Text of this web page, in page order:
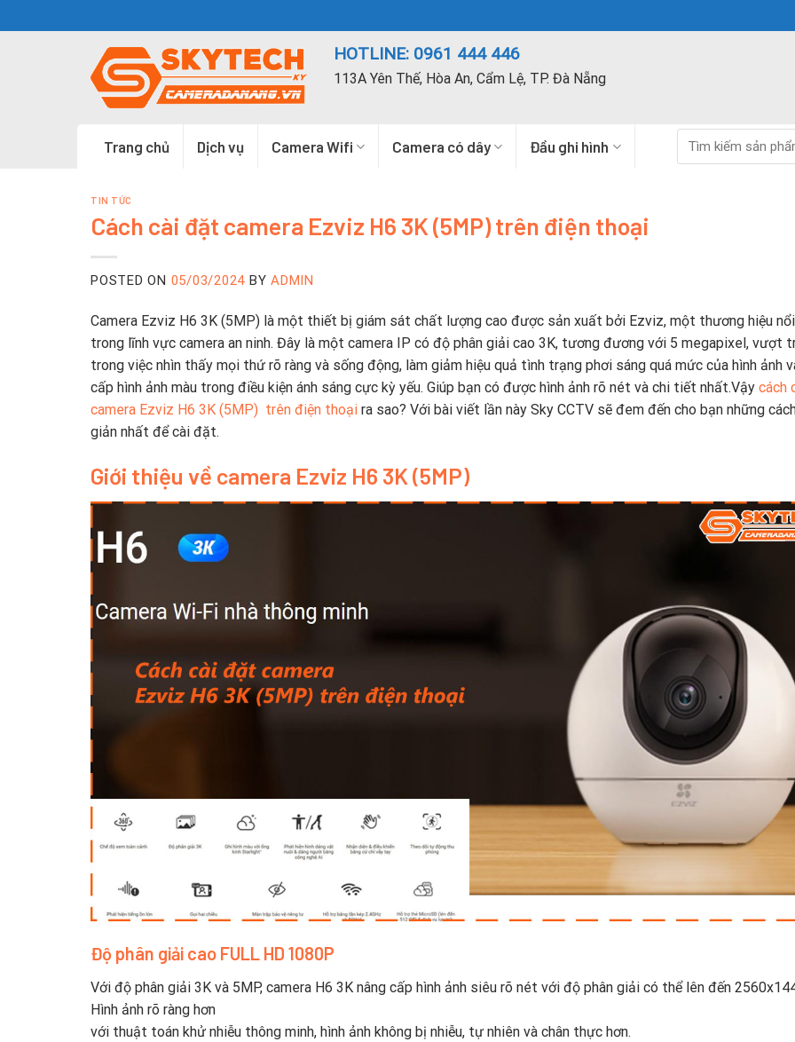
to
HOTLINE: 0961 444 446
113A Yên Thế, Hòa An, Cẩm Lệ, TP. Đà Nẵng
Trang chủ Dịch vụ Camera Wifi Camera có dây Đầu ghi hình
kiếm:
TIN TỨC
Cách cài đặt camera Ezviz H6 3K (5MP) trên điện thoại
POSTED ON 05/03/2024 BY ADMIN
Camera Ezviz H6 3K (5MP) là một thiết bị giám sát chất lượng cao được sản xuất bởi Ezviz, một thương hiệu
trong lĩnh vực camera an ninh. Đây là một camera IP có độ phân giải cao 3K, tương đương với 5 megapixel, vượt
trong việc nhìn thấy mọi thứ rõ ràng và sống động, làm giảm hiệu quả tình trạng phơi sáng quá mức của hình ảnh
cấp hình ảnh màu trong điều kiện ánh sáng cực kỳ yếu. Giúp bạn có được hình ảnh rõ nét và chi tiết nhất.Vậy cách
camera Ezviz H6 3K (5MP) trên điện thoại ra sao? Với bài viết lần này Sky CCTV sẽ đem đến cho bạn những
giản nhất để cài đặt.
Giới thiệu về camera Ezviz H6 3K (5MP)
Độ phân giải cao FULL HD 1080P
Với độ phân giải 3K và 5MP, camera H6 3K nâng cấp hình ảnh siêu rõ nét với độ phân giải có thể lên đến
Hình ảnh rõ ràng hơn
với thuật toán khử nhiễu thông minh, hình ảnh không bị nhiễu, tự nhiên và chân thực hơn.